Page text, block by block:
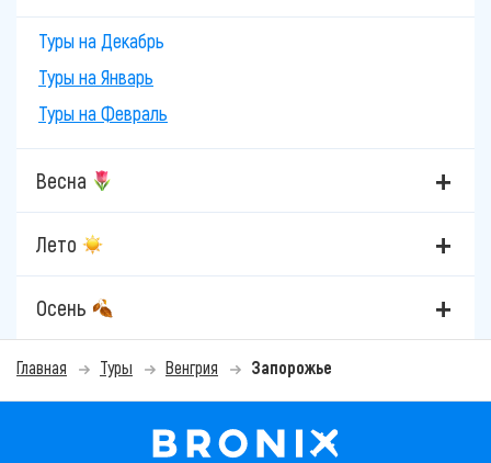
Туры на Декабрь
Туры на Январь
Туры на Февраль
Весна
Лето
Осень
Главная Туры Венгрия Запорожье